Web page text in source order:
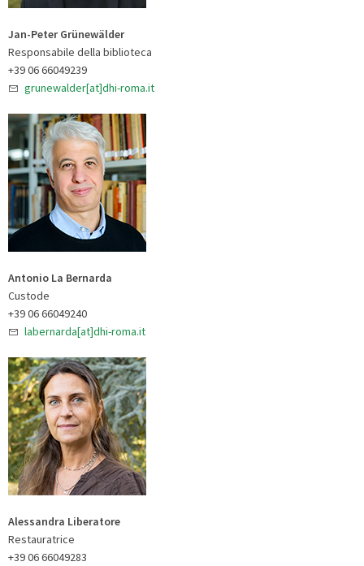
Jan-Peter Grünewälder
Responsabile della biblioteca
+39 06 66049239
grunewalder[at]dhi-roma.it
Antonio La Bernarda
Custode
+39 06 66049240
labernarda[at]dhi-roma.it
Alessandra Liberatore
Restauratrice
+39 06 66049283